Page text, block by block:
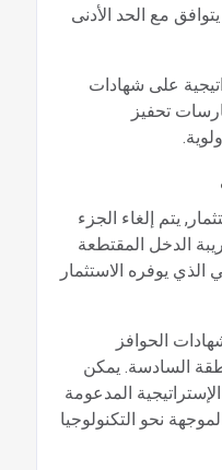
مع الحد الأدنى
على شهادات
تحفيز
يتم إلغاء الجزء
الدخل المقتطعة
يوفره الاستثمار
الحوافز
السادسة. يمكن
المدعومة
نحو التكنولوجيا